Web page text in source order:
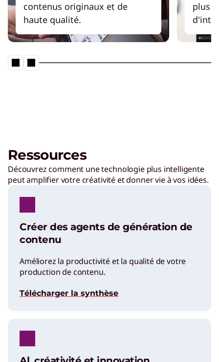
contenus originaux et de
haute qualité.
plus
Ressources
Découvrez comment une technologie plus intelligente
peut amplifier votre créativité et donner vie à vos idées.
Créer des agents de génération de
contenu
Améliorez la productivité et la qualité de votre
production de contenu.
Télécharger la synthèse